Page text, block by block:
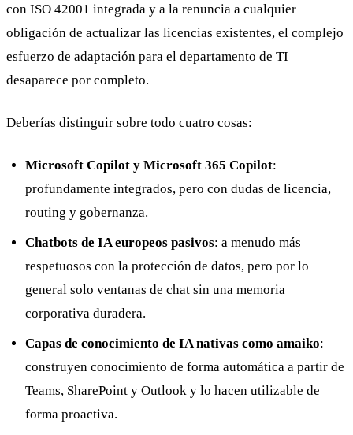
con ISO 42001 integrada y a la renuncia a cualquier
obligación de actualizar las licencias existentes, el complejo
esfuerzo de adaptación para el departamento de TI
desaparece por completo.
Deberías distinguir sobre todo cuatro cosas:
Microsoft Copilot y Microsoft 365 Copilot:
profundamente integrados, pero con dudas de licencia,
routing y gobernanza.
Chatbots de IA europeos pasivos: a menudo más
respetuosos con la protección de datos, pero por lo
general solo ventanas de chat sin una memoria
corporativa duradera.
Capas de conocimiento de IA nativas como amaiko:
construyen conocimiento de forma automática a partir de
Teams, SharePoint y Outlook y lo hacen utilizable de
forma proactiva.